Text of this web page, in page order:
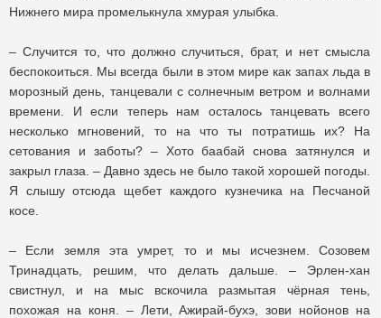
Нижнего мира промелькнула хмурая улыбка.
– Случится то, что должно случиться, брат, и нет смысла
беспокоиться. Мы всегда были в этом мире как запах льда в
морозный день, танцевали с солнечным ветром и волнами
времени. И если теперь нам осталось танцевать всего
несколько мгновений, то на что ты потратишь их? На
сетования и заботы? – Хото баабай снова затянулся и
закрыл глаза. – Давно здесь не было такой хорошей погоды.
Я слышу отсюда щебет каждого кузнечика на Песчаной
косе.
– Если земля эта умрет, то и мы исчезнем. Созовем
Тринадцать, решим, что делать дальше. – Эрлен-хан
свистнул, и на мыс вскочила размытая чёрная тень,
похожая на коня. – Лети, Ажирай-бухэ, зови нойонов на